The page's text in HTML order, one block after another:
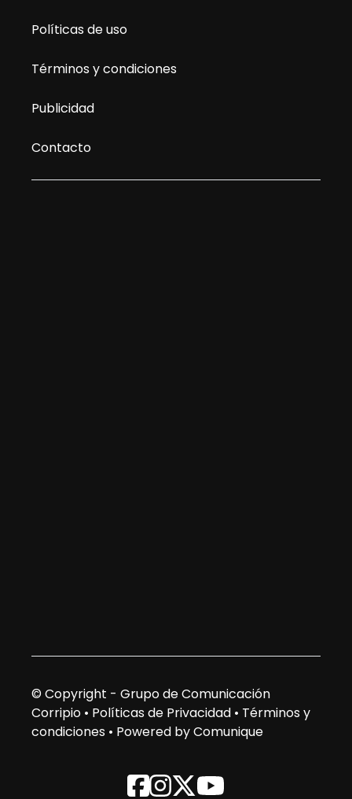
Políticas de uso
Términos y condiciones
Publicidad
Contacto
© Copyright - Grupo de Comunicación
Corripio • Políticas de Privacidad • Términos y
condiciones • Powered by Comunique